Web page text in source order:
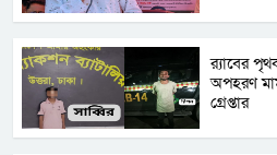
র‌্যাবের
অপহরণ
গ্রেপ্তার